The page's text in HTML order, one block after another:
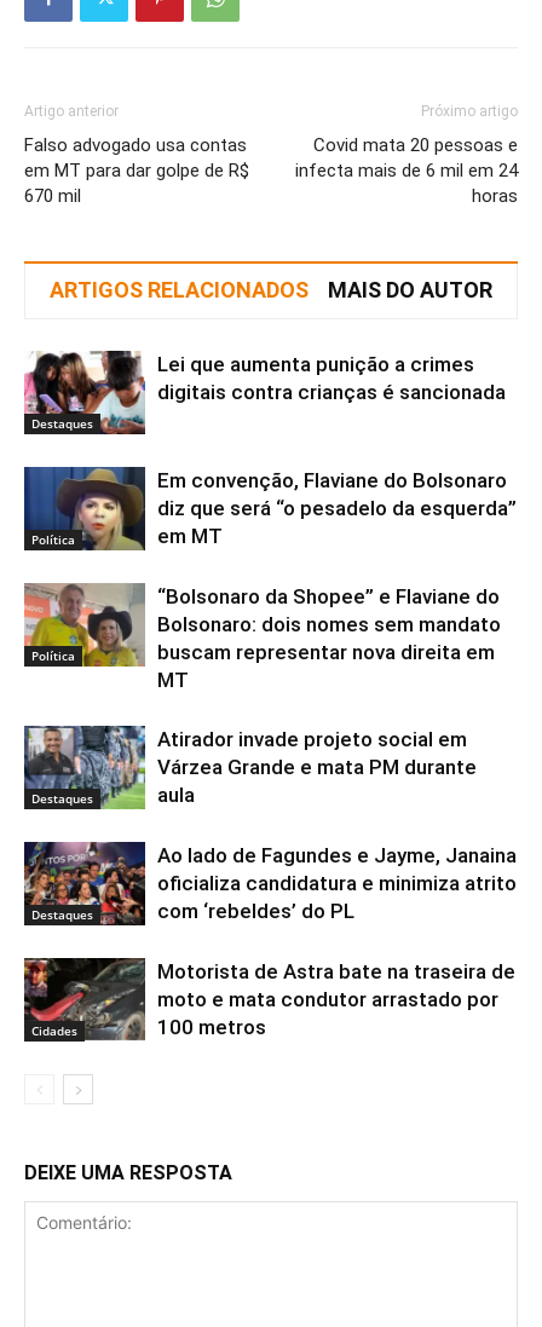
Artigo anterior
Falso advogado usa contas
em MT para dar golpe de R$
670 mil
Próximo artigo
Covid mata 20 pessoas e
infecta mais de 6 mil em 24
horas
ARTIGOS RELACIONADOS MAIS DO AUTOR
Destaques
Lei que aumenta punição a crimes
digitais contra crianças é sancionada
Política
Em convenção, Flaviane do Bolsonaro
diz que será “o pesadelo da esquerda”
em MT
Política
“Bolsonaro da Shopee” e Flaviane do
Bolsonaro: dois nomes sem mandato
buscam representar nova direita em
MT
Destaques
Atirador invade projeto social em
Várzea Grande e mata PM durante
aula
Destaques
Ao lado de Fagundes e Jayme, Janaina
oficializa candidatura e minimiza atrito
com ‘rebeldes’ do PL
Cidades
Motorista de Astra bate na traseira de
moto e mata condutor arrastado por
100 metros
DEIXE UMA RESPOSTA